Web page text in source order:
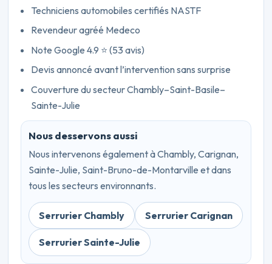
Techniciens automobiles certifiés NASTF
Revendeur agréé Medeco
Note Google 4.9 ⭐ (53 avis)
Devis annoncé avant l’intervention sans surprise
Couverture du secteur Chambly–Saint-Basile–
Sainte-Julie
Nous desservons aussi
Nous intervenons également à Chambly, Carignan,
Sainte-Julie, Saint-Bruno-de-Montarville et dans
tous les secteurs environnants.
Serrurier Chambly Serrurier Carignan
Serrurier Sainte-Julie